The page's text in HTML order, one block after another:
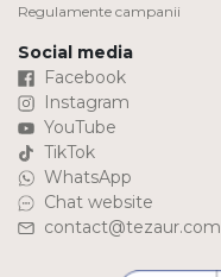
Regulamente campanii
Social media
Facebook
Instagram
YouTube
TikTok
WhatsApp
Chat website
contact@tezaur.com